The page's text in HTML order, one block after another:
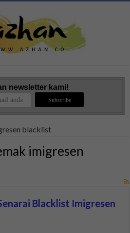
newsletter kami!
blacklist
imigresen
Blacklist Imigresen